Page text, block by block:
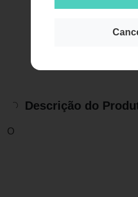
Descrição do
O